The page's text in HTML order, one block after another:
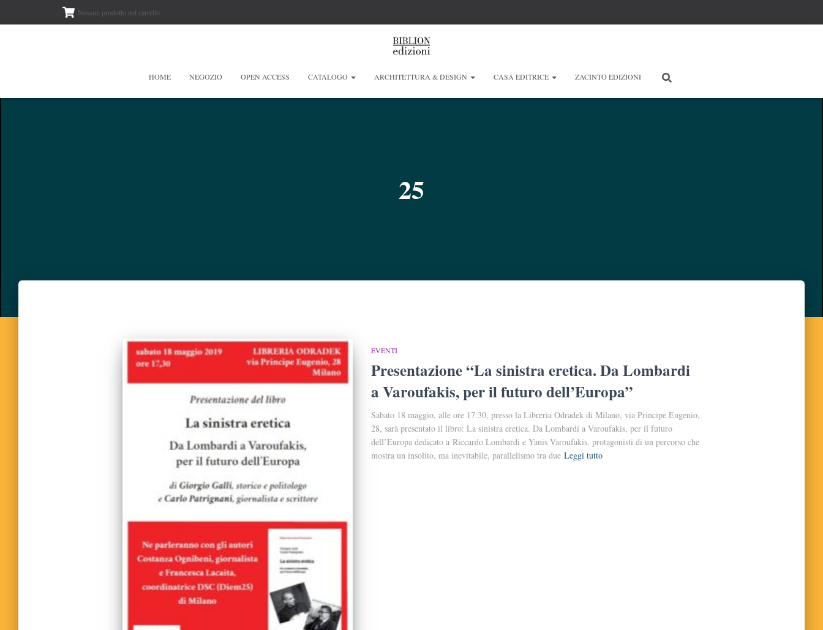
Nessun prodotto nel carrello.
HOME NEGOZIO OPEN ACCESS CATALOGO ARCHITETTURA & DESIGN CASA EDITRICE ZACINTO EDIZIONI
25
EVENTI
Presentazione “La sinistra eretica. Da Lombardi
a Varoufakis, per il futuro dell’Europa”
Sabato 18 maggio, alle ore 17:30, presso la Libreria Odradek di Milano, via Principe Eugenio,
28, sarà presentato il libro: La sinistra eretica. Da Lombardi a Varoufakis, per il futuro
dell’Europa dedicato a Riccardo Lombardi e Yanis Varoufakis, protagonisti di un percorso che
mostra un insolito, ma inevitabile, parallelismo tra due Leggi tutto